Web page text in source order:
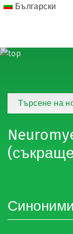
Български
Търсене на
Синоними